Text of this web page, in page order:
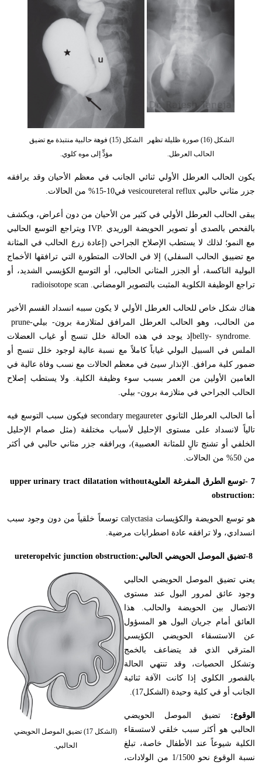
الشكل (16) صورة ظليلة تظهر
الحالب العرطل.
الشكل (15) فوهة حالبية منتبذة مع تضيق
مؤدٍّ إلى موه كلوي.
يكون الحالب العرطل الأولي ثنائي الجانب في معظم الأحيان وقد يرافقه
جزر مثاني حالبي vesicoureteral reflux في10-15% من الحالات .
يبقى الحالب العرطل الأولي في كثير من الأحيان من دون أعراض، ويكشف
بالفحص بالصدى أو تصوير الحويضة الوريدي IVP. ويتراجع التوسع الحالبي
مع النمو؛ لذلك لا يستطب الإصلاح الجراحي (إعادة زرع الحالب في المثانة
مع تضييق الحالب السفلي) إلا في الحالات المتطورة التي ترافقها الأخماج
البولية الناكسة، أو الجزر المثاني الحالبي، أو التوسع الكؤيسي الشديد، أو
تراجع الوظيفة الكلوية المثبت بالتصوير الومضانيradioisotope scan .
هناك شكل خاص للحالب العرطل الأولي لا يكون سببه انسداد القسم الأخير
من الحالب، وهو الحالب العرطل المرافق لمتلازمة برون- بيليprune-
belly- syndrome.إذ يوجد في هذه الحالة خلل تنسج أو غياب العضلات
الملس في السبيل البولي غياباً كاملاً مع نسبة عالية لوجود خلل تنسج أو
ضمور كلية مرافق. الإنذار سيئ في معظم الحالات مع نسب وفاة عالية في
العامين الأولين من العمر بسبب سوء وظيفة الكلية. ولا يستطب إصلاح
الحالب الجراحي في متلازمة برون- بيلي.
أما الحالب العرطل الثانوي secondary megaureter فيكون سبب التوسع فيه
تالياً لانسداد على مستوى الإحليل لأسباب مختلفة (مثل صمام الإحليل
الخلفي أو تشنج تالٍ للمثانة العصبية)، ويرافقه جزر مثاني حالبي في أكثر
من 50% من الحالات
.
- 7توسع الطرق المفرغة العلويةupper urinary tract dilatation without
obstruction:
هو توسع الحويضة والكؤيسات calyctasiaتوسعاً خلقياً من دون وجود سبب
انسدادي، ولا ترافقه عادة اضطرابات مرضية.
-8تضيق الموصل الحويضي الحالبيureteropelvic junction obstruction:
(الشكل 17) تضيق الموصل الحويضي
الحالبي.
يعني تضيق الموصل الحويضي الحالبي
وجود عائق لمرور البول عند مستوى
الاتصال بين الحويضة والحالب. هذا
العائق أمام جريان البول هو المسؤول
عن الاستسقاء الحويضي الكؤيسي
المترقي الذي قد يتضاعف بالخمج
وتشكل الحصيات، وقد تنتهي الحالة
بالقصور الكلوي إذا كانت الآفة ثنائية
الجانب أو في كلية وحيدة (الشكل17).
الوقوع: تضيق الموصل الحويضي
الحالبي هو أكثر سبب خلقي لاستسقاء
الكلية شيوعاً عند الأطفال خاصة، تبلغ
نسبة الوقوع نحو 1/1500 من الولادات،